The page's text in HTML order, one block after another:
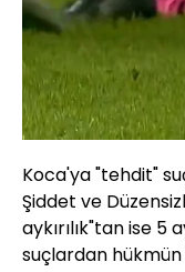
Koca'ya "tehdit"
Şiddet ve
aykırılık"tan ise 5
suçlardan hükmün